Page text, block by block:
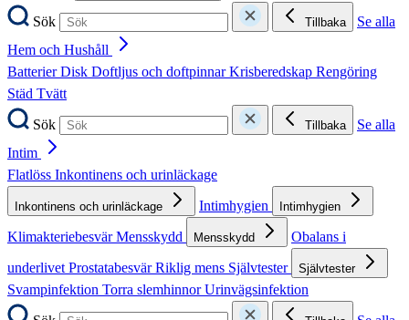
Sök
Tillbaka
Se alla
Hem och Hushåll
BatterierDisk Doftljus och doftpinnarKrisberedskap Rengöring
Städ Tvätt
Sök
Tillbaka
Se alla
Intim
Flatlöss Inkontinens och urinläckage
Inkontinens och urinläckage Intimhygien Intimhygien
KlimakteriebesvärMensskydd Mensskydd
Obalans i
underlivetProstatabesvärRiklig mens Självtester Självtester
Svampinfektion Torra slemhinnorUrinvägsinfektion